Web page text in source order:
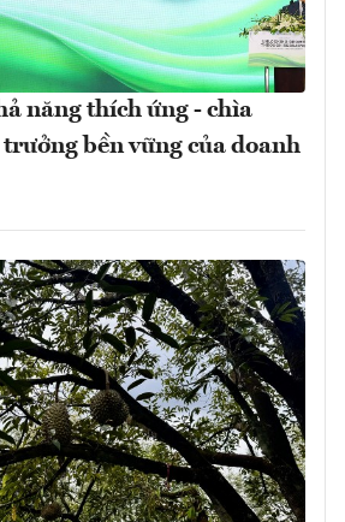
năng thích ứng - chìa
bền vững của doanh